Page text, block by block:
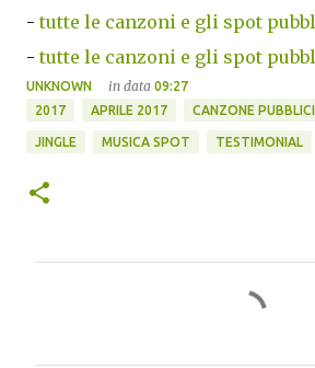
-tutte le canzoni e gli spot
-tutte le canzoni e gli spot
UNKNOWN in data 09:27
2017
APRILE 2017 CANZONE
JINGLE MUSICA SPOT TESTIMONIAL